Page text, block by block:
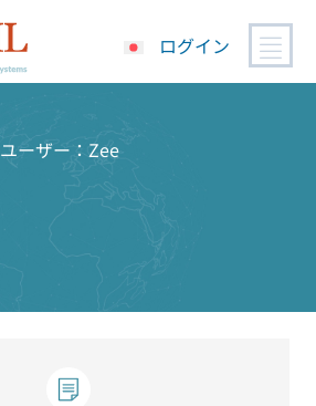
ログイン
ユーザー：Zee